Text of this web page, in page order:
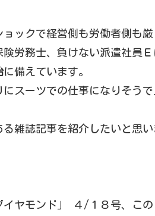
ョックで経営側も労働者側も
険労務士、負けない派遣社員
に備えています。
にスーツでの仕事になりそう
雑誌記事を紹介したいと思い
イヤモンド」 ４/１８号、こ